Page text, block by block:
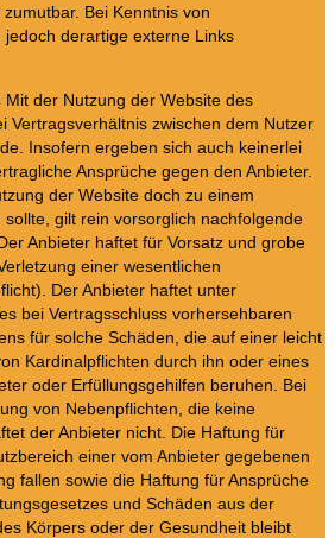
Bei Kenntnis von
derartige externe Links
Mit der Nutzung der Website des
Vertragsverhältnis zwischen dem Nutzer
Insofern ergeben sich auch keinerlei
Ansprüche gegen den Anbieter.
der Website doch zu einem
gilt rein vorsorglich nachfolgende
Anbieter haftet für Vorsatz und grobe
einer wesentlichen
Der Anbieter haftet unter
bei Vertragsschluss vorhersehbaren
für solche Schäden, die auf einer leicht
Kardinalpflichten durch ihn oder eines
oder Erfüllungsgehilfen beruhen. Bei
von Nebenpflichten, die keine
der Anbieter nicht. Die Haftung für
einer vom Anbieter gegebenen
fallen sowie die Haftung für Ansprüche
und Schäden aus der
Körpers oder der Gesundheit bleibt